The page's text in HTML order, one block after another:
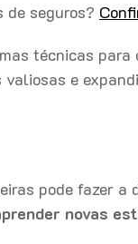
de seguros?
técnicas
e
pode fazer a
novas